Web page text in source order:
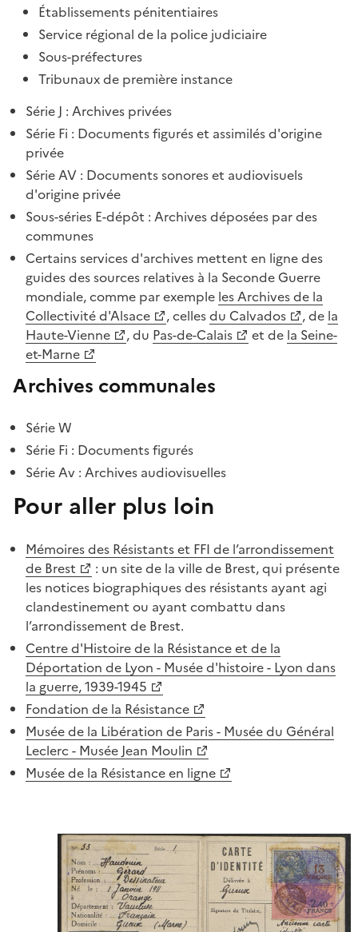
Établissements pénitentiaires
Service régional de la police judiciaire
Sous-préfectures
Tribunaux de première instance
Série J : Archives privées
Série Fi : Documents figurés et assimilés d'origine
privée
Série AV : Documents sonores et audiovisuels
d'origine privée
Sous-séries E-dépôt : Archives déposées par des
communes
Certains services d'archives mettent en ligne des
guides des sources relatives à la Seconde Guerre
mondiale, comme par exemple les Archives de la
Collectivité d'Alsace
, cellesdu Calvados , de la
Haute-Vienne
, du Pas-de-Calais et de la Seine-
et-Marne
Archives communales
Série W
Série Fi : Documents figurés
Série Av : Archives audiovisuelles
Pour aller plus loin
Mémoires des Résistants et FFI de l’arrondissement
de Brest
: un site de la ville de Brest, qui présente
les notices biographiques des résistants ayant agi
clandestinement ou ayant combattu dans
l’arrondissement de Brest.
Centre d'Histoire de la Résistance et de la
Déportation de Lyon - Musée d'histoire - Lyon dans
la guerre, 1939-1945
Fondation de la Résistance
Musée de la Libération de Paris - Musée du Général
Leclerc - Musée Jean Moulin
Musée de la Résistance en ligne